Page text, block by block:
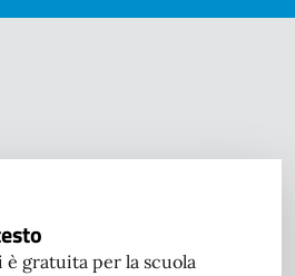
gratuita per la scuola